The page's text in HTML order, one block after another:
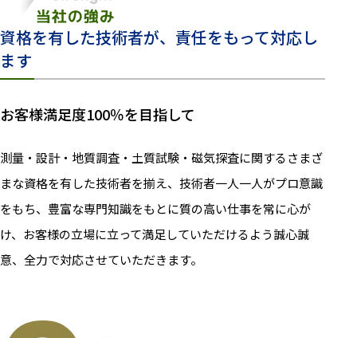
資格を有した技術者が、責任をもって対応し
ます
お客様満足度100％を目指して
測量・設計・地質調査・土質試験・磁気探査に関するさまざ
まな資格を有した技術者を揃え、技術者一人一人がプロ意識
をもち、豊富な専門知識をもとに質の高い仕事を常に心が
け、お客様の立場に立って満足していただけるよう誠心誠
意、全力で対応させていただきます。